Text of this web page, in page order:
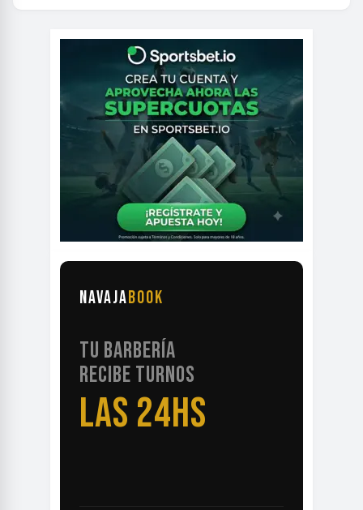
NAVAJABOOK
TU BARBERÍA
RECIBE TURNOS
LAS 24HS